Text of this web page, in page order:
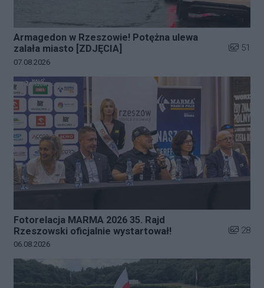
Armagedon w Rzeszowie! Potężna ulewa
zalała miasto [ZDJĘCIA]
Liczba
51
Data dodania galerii:
07.08.2026
Fotorelacja MARMA 2026 35. Rajd
Rzeszowski oficjalnie wystartował!
Liczba
28
Data dodania galerii:
06.08.2026